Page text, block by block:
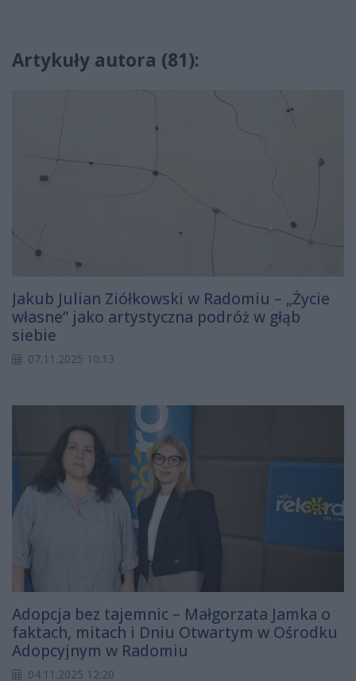
Artykuły autora (81):
Jakub Julian Ziółkowski w Radomiu – „Życie
własne” jako artystyczna podróż w głąb
siebie
07.11.2025 10:13
Adopcja bez tajemnic – Małgorzata Jamka o
faktach, mitach i Dniu Otwartym w Ośrodku
Adopcyjnym w Radomiu
04.11.2025 12:20